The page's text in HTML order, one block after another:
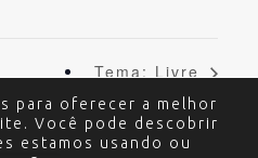
Tema: Livre
para oferecer a melhor
Você pode descobrir
estamos usando ou